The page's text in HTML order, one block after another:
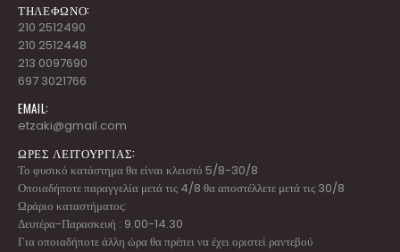
ΤΗΛΕΦΩΝΟ:
210 2512490
210 2512448
213 0097690
697 3021766
EMAIL:
etzaki@gmail.com
ΩΡΕΣ ΛΕΙΤΟΥΡΓΙΑΣ:
Το φυσικό κατάστημα θα είναι κλειστό 5/8-30/8
Οποιαδήποτε παραγγελία μετά τις 4/8 θα αποστέλλετε μετά τις 30/8
Ωράριο καταστήματος:
Δευτέρα-Παρασκευή : 9.00-14.30
Για οποιαδήποτε άλλη ώρα θα πρέπει να έχει οριστεί ραντεβού